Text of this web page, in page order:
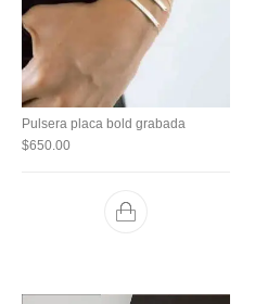
Pulsera placa bold grabada
$650.00